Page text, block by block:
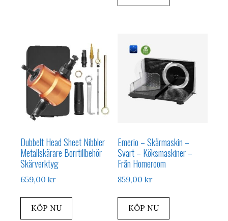
Dubbelt Head Sheet Nibbler
Metallskärare Borrtillbehör
Skärverktyg
659,00 kr
KÖP NU
Emerio – Skärmaskin –
Svart – Köksmaskiner –
Från Homeroom
859,00kr
KÖP NU